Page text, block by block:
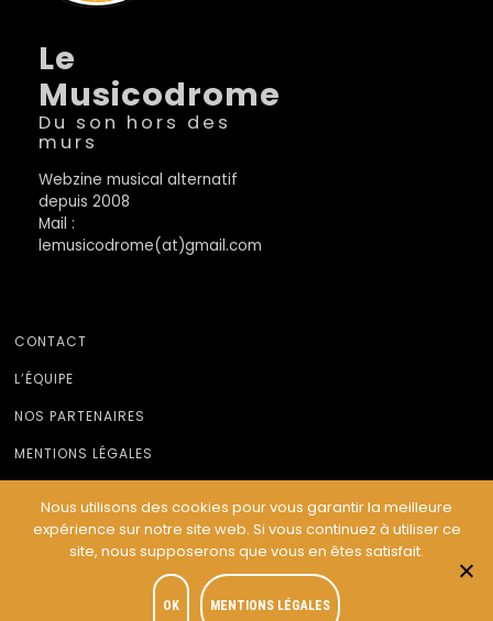
Le
Musicodrome
Du son hors des
murs
Webzine musical alternatif
depuis 2008
Mail :
lemusicodrome(at)gmail.com
CONTACT
L’ÉQUIPE
NOS PARTENAIRES
MENTIONS LÉGALES
© Le Musicodrome 2022 - Webdesign :Cereal Concept
Nous utilisons des cookies pour vous garantir la meilleure
expérience sur notre site web. Si vous continuez à utiliser ce
site, nous supposerons que vous en êtes satisfait.
OK MENTIONS LÉGALES